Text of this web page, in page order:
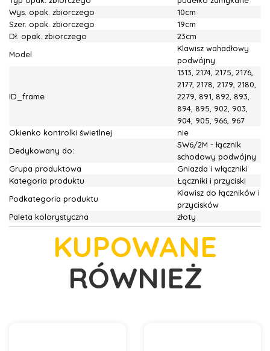
Wys. opak. zbiorczego
10cm
Szer. opak. zbiorczego
19cm
Dł. opak. zbiorczego
23cm
Model
Klawisz wahadłowy
podwójny
ID_frame
1313, 2174, 2175, 2176,
2177, 2178, 2179, 2180,
2279, 891, 892, 893,
894, 895, 902, 903,
904, 905, 966, 967
Okienko kontrolki świetlnej
nie
Dedykowany do:
SW6/2M - łącznik
schodowy podwójny
Grupa produktowa
Gniazda i włączniki
Kategoria produktu
Łączniki i przyciski
Podkategoria produktu
Klawisz do łączników i
przycisków
Paleta kolorystyczna
złoty
KUPOWANE
RÓWNIEŻ